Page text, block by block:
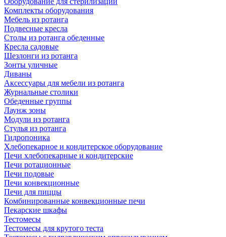
Комплекты оборудования
Мебель из ротанга
Подвесные кресла
Столы из ротанга обеденные
Кресла садовые
Шезлонги из ротанга
Зонты уличные
Диваны
Аксессуары для мебели из ротанга
Журнальные столики
Обеденные группы
Лаунж зоны
Модули из ротанга
Стулья из ротанга
Гидропоника
Хлебопекарное и кондитерское оборудование
Печи хлебопекарные и кондитерские
Печи ротационные
Печи подовые
Печи конвекционные
Печи для пиццы
Комбинированные конвекционные печи
Пекарские шкафы
Тестомесы
Тестомесы для крутого теста